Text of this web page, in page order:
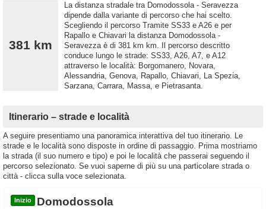
381 km
La distanza stradale tra Domodossola - Seravezza
dipende dalla variante di percorso che hai scelto.
Scegliendo il percorso Tramite SS33 e A26 e per
Rapallo e Chiavari la distanza Domodossola -
Seravezza è di 381 km km. Il percorso descritto
conduce lungo le strade: SS33, A26, A7, e A12
attraverso le località: Borgomanero, Novara,
Alessandria, Genova, Rapallo, Chiavari, La Spezia,
Sarzana, Carrara, Massa, e Pietrasanta.
Itinerario – strade e località
A seguire presentiamo una panoramica interattiva del tuo itinerario. Le
strade e le località sono disposte in ordine di passaggio. Prima mostriamo
la strada (il suo numero e tipo) e poi le località che passerai seguendo il
percorso selezionato. Se vuoi saperne di più su una particolare strada o
città - clicca sulla voce selezionata.
Inizio Domodossola